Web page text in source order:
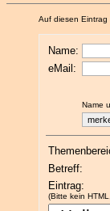
Auf diesen Eintrag
Name:
eMail:
Name
Betreff:
Eintrag:
(Bitte kein